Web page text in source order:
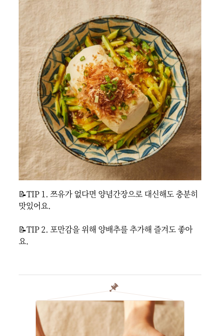
📝TIP 1. 쯔유가 없다면 양념간장으로 대신해도 충분히
맛있어요.
📝TIP 2. 포만감을 위해 양배추를 추가해 즐겨도 좋아
요.